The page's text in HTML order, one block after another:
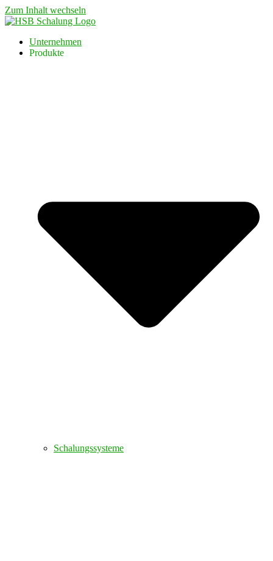
Zum Inhalt wechseln
Unternehmen
Produkte
Schalungssysteme